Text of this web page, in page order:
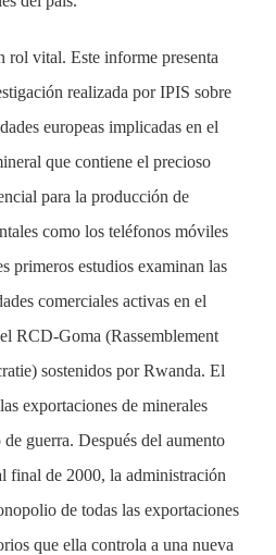
rol vital. Este informe presenta
realizada por IPIS sobre
europeas implicadas en el
que contiene el precioso
para la producción de
como los teléfonos móviles
primeros estudios examinan las
comerciales activas en el
RCD-Goma (Rassemblement
sostenidos por Rwanda. El
exportaciones de minerales
guerra. Después del aumento
final de 2000, la administración
de todas las exportaciones
que ella controla a una nueva